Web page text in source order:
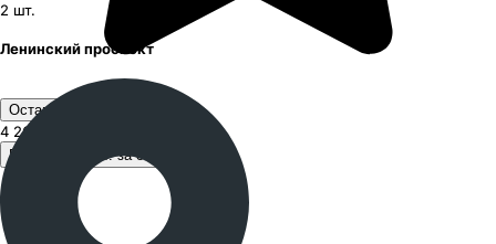
Оставить отзыв
4 260 ₽
В корзину 2 шт. за 8 520 ₽
2 шт.
Ленинский проспект